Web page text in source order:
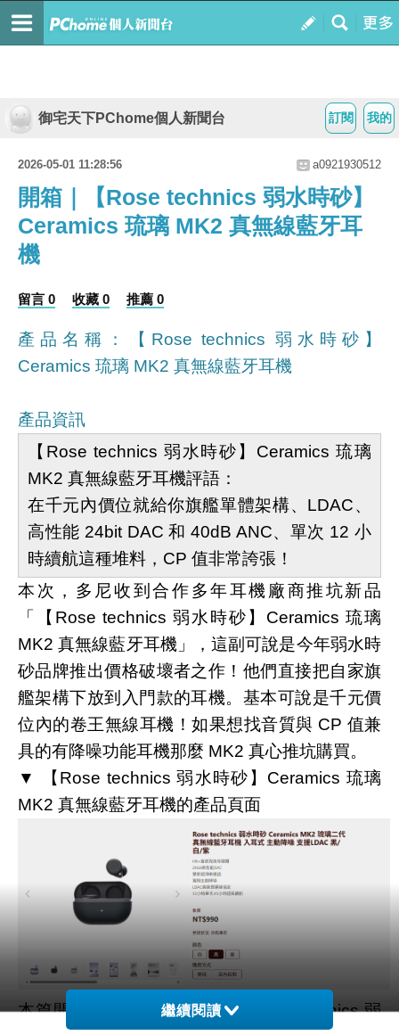
我的
訂閱
御宅天下PChome個人新聞台
2026-05-01 11:28:56 a0921930512
開箱｜【Rose technics 弱水時砂】
Ceramics 琉璃 MK2 真無線藍牙耳
機
留言 0 收藏 0 推薦 0
產品名稱：【Rose technics 弱水時砂】
Ceramics 琉璃 MK2 真無線藍牙耳機
產品資訊
【Rose technics 弱水時砂】Ceramics 琉璃
MK2 真無線藍牙耳機評語：
在千元內價位就給你旗艦單體架構、LDAC、
高性能 24bit DAC 和 40dB ANC、單次 12 小
時續航這種堆料，CP 值非常誇張！
本次，多尼收到合作多年耳機廠商推坑新品
「【Rose technics 弱水時砂】Ceramics 琉璃
MK2 真無線藍牙耳機」，這副可說是今年弱水時
砂品牌推出價格破壞者之作！他們直接把自家旗
艦架構下放到入門款的耳機。基本可說是千元價
位內的卷王無線耳機！如果想找音質與 CP 值兼
具的有降噪功能耳機那麼 MK2 真心推坑購買。
▼ 【Rose technics 弱水時砂】Ceramics 琉璃
MK2 真無線藍牙耳機的產品頁面
本篇開箱文主要提供想購買【Rose technics 弱
繼續閱讀